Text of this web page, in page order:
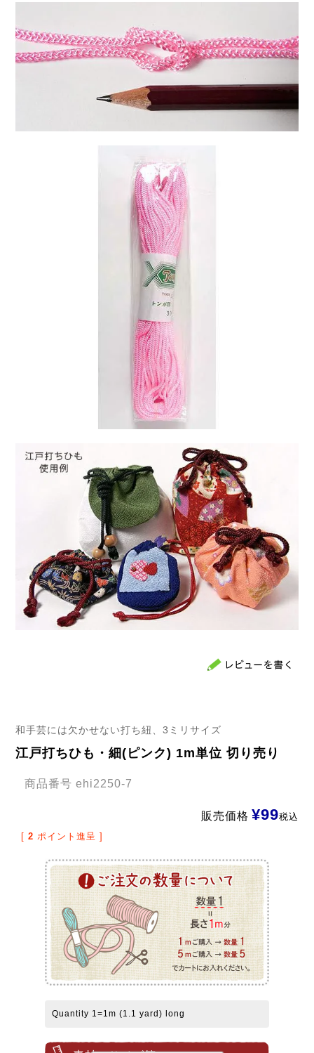
和手芸には欠かせない打ち紐、3ミリサイズ
江戸打ちひも・細(ピンク) 1m単位 切り売り
商品番号 ehi2250-7
販売価格 ¥99税込
[ 2 ポイント進呈 ]
Quantity 1=1m (1.1 yard) long